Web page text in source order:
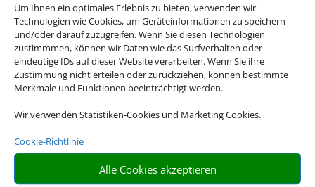
Um Ihnen ein optimales Erlebnis zu bieten, verwenden wir
Technologien wie Cookies, um Geräteinformationen zu speichern
und/oder darauf zuzugreifen. Wenn Sie diesen Technologien
zustimmmen, können wir Daten wie das Surfverhalten oder
eindeutige IDs auf dieser Website verarbeiten. Wenn Sie ihre
Zustimmung nicht erteilen oder zurückziehen, können bestimmte
Merkmale und Funktionen beeinträchtigt werden.
Wir verwenden Statistiken-Cookies und Marketing Cookies.
Cookie-Richtlinie
Alle Cookies akzeptieren

GEPÄCK
Sichern Sie Ihr Gepäck auch über den Standardwert der